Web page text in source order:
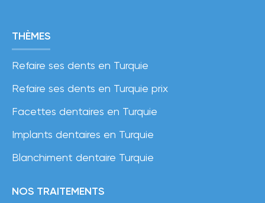
THÈMES
Refaire ses dents en Turquie
Refaire ses dents en Turquie prix
Facettes dentaires en Turquie
Implants dentaires en Turquie
Blanchiment dentaire Turquie
NOS TRAITEMENTS